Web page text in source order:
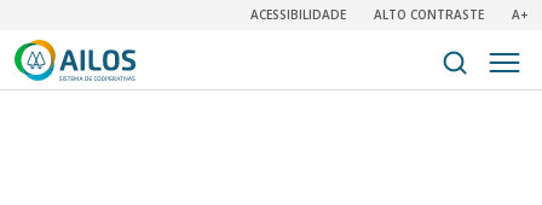
ACESSIBILIDADE ALTO CONTRASTE A+